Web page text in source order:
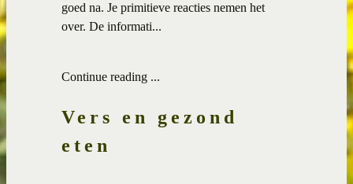
goed na. Je primitieve reacties nemen het
over. De informati...
Continue reading ...
Vers en gezond
eten